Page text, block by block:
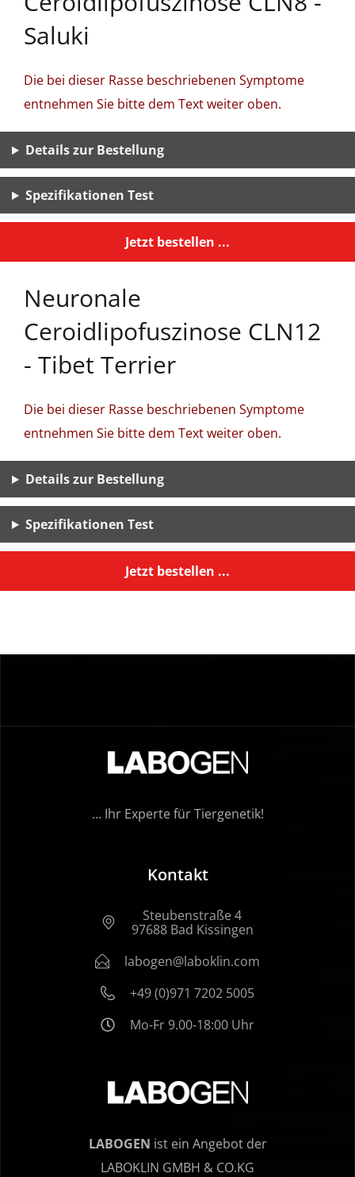
Saluki
Die bei dieser Rasse beschriebenen Symptome
entnehmen Sie bitte dem Text weiter oben.
Details zur Bestellung
Spezifikationen Test
Jetzt bestellen ...
Neuronale
Ceroidlipofuszinose CLN12
- Tibet Terrier
Die bei dieser Rasse beschriebenen Symptome
entnehmen Sie bitte dem Text weiter oben.
Details zur Bestellung
Spezifikationen Test
Jetzt bestellen ...
… Ihr Experte für Tiergenetik!
Kontakt
Steubenstraße 4
97688 Bad Kissingen
labogen@laboklin.com
+49 (0)971 7202 5005
Mo-Fr 9.00-18:00 Uhr
LABOGEN ist ein Angebot der
LABOKLIN GMBH & CO.KG